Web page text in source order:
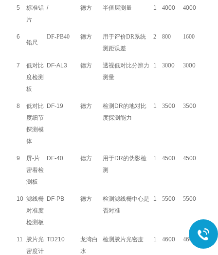
5
标准铝
片
/ 德方 半值层测量 1 4000 4000
6
铅尺
DF-PB40 德方 用于评价DR系统
测距误差
2 800 1600
7
低对比
度检测
板
DF-AL3 德方
透视低对比分辨力
测量
1 3000 3000
8
低对比
度细节
探测模
体
DF-19 德方
检测DR的地对比
度探测能力
1 3500 3500
9
屏-片
密着检
测板
DF-40 德方
用于DR的伪影检
测
1 4500 4500
10 滤线栅
对准度
检测板
DF-PB 德方
检测滤线栅中心是
否对准
1 5500 5500
11
胶片光
密度计
TD210
龙湾白
水
检测胶片光密度 1 4600 4600